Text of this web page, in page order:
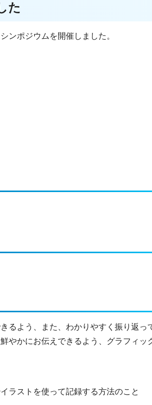
た
ンポジウムを開催しました。
るよう、また、わかりやすく振り返っ
やかにお伝えできるよう、グラフィッ
ラストを使って記録する方法のこと